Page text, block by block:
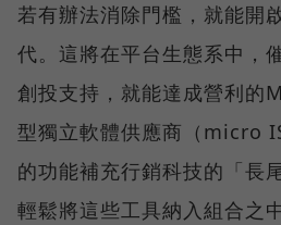
若有辦法消除門檻，就能開
代。這將在平台生態系中，
創投支持，就能達成營利
型獨立軟體供應商（micro
的功能補充行銷科技的「長
輕鬆將這些工具納入組合之中